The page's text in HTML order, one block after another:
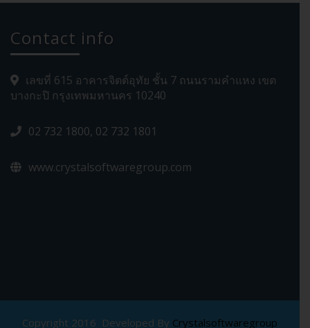
Contact info
เลขที่ 615 อาคารจิตต์อุทัย ชั้น 7 ถนนรามคำแหง เขต
บางกะปิ กรุงเทพมหานคร 10240
02 732 1800, 02 732 1801
www.crystalsoftwaregroup.com
Copyright 2016 Developed By Crystalsoftwaregroup